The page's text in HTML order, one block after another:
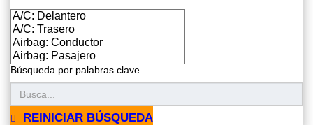
Búsqueda por palabras clave
REINICIAR BÚSQUEDA